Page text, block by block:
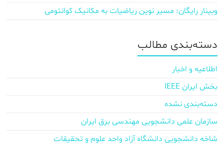
وبینار رایگان: مسیر نوین ریاضیات به مکانیک کوانتومی
دسته‌بندی مطالب
اطلاعیه و اخبار
بخش ایران IEEE
دسته‌بندی نشده
سازمان علمی دانشجویی مهندسی برق ایران
شاخه دانشجویی دانشگاه آزاد واحد علوم و تحقیقات